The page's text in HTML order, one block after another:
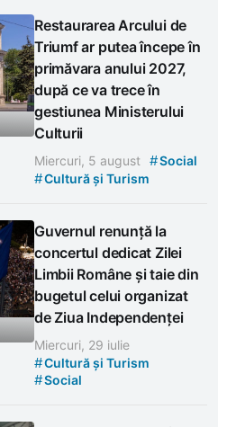
Restaurarea Arcului de
Triumf ar putea începe în
primăvara anului 2027,
după ce va trece în
gestiunea Ministerului
Culturii
Miercuri, 5 august #Social
#Cultură și Turism
Guvernul renunță la
concertul dedicat Zilei
Limbii Române și taie din
bugetul celui organizat
de Ziua Independenței
Miercuri, 29 iulie
#Cultură și Turism
#Social